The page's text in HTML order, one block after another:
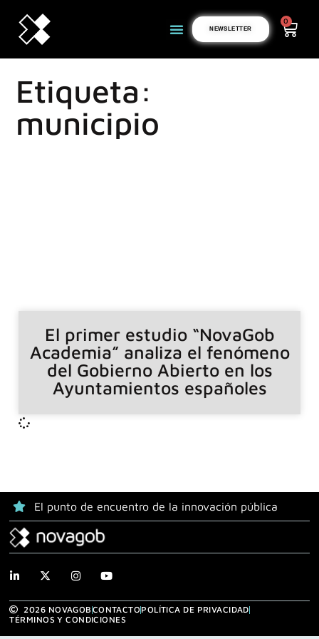
NEWSLETTER
0
Etiqueta:
municipio
El primer estudio “NovaGob
Academia” analiza el fenómeno
del Gobierno Abierto en los
Ayuntamientos españoles
El punto de encuentro de la innovación pública
2026 NOVAGOBCONTACTOPOLÍTICA DE PRIVACIDAD
TÉRMINOS Y CONDICIONES